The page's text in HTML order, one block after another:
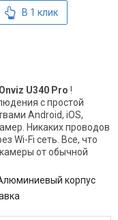
В 1 клик
Onviz U340 Pro !
с простой
Android, iOS,
Никаких проводов
Wi-Fi сеть. Все, что
от обычной
корпус